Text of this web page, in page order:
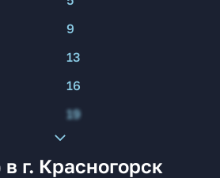
9
13
16
19
г. Красногорск